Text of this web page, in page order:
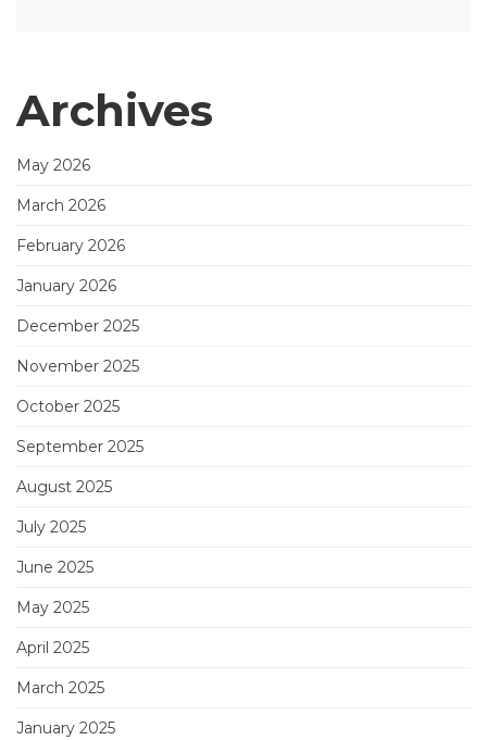
Archives
May 2026
March 2026
February 2026
January 2026
December 2025
November 2025
October 2025
September 2025
August 2025
July 2025
June 2025
May 2025
April 2025
March 2025
January 2025